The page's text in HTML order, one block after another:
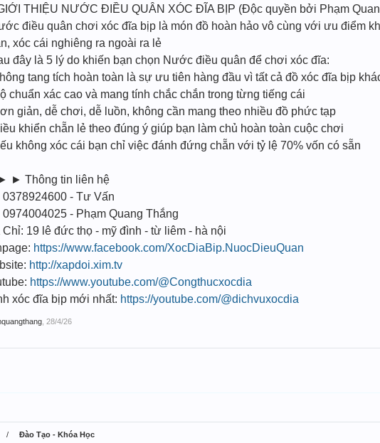
THIỆU NƯỚC ĐIỀU QUÂN XÓC ĐĨA BỊP (Độc quyền bởi Phạm
điều quân chơi xóc đĩa bịp là món đồ hoàn hảo vô cùng với ưu điểm
xóc cái nghiêng ra ngoài ra lẻ
đây là 5 lý do khiến bạn chọn Nước điều quân để chơi xóc đĩa:
tang tích hoàn toàn là sự ưu tiên hàng đầu vì tất cả đồ xóc đĩa bịp
chuẩn xác cao và mang tính chắc chắn trong từng tiếng cái
giản, dễ chơi, dễ luồn, không cần mang theo nhiều đồ phức tạp
khiển chẵn lẻ theo đúng ý giúp bạn làm chủ hoàn toàn cuộc chơi
không xóc cái bạn chỉ việc đánh đứng chẵn với tỷ lệ 70% vốn có sẵn
► Thông tin liên hệ
0378924600 - Tư Vấn
0974004025 - Phạm Quang Thắng
19 lê đức thọ - mỹ đình - từ liêm - hà nội
https://www.facebook.com/XocDiaBip.NuocDieuQuan
http://xapdoi.xim.tv
https://www.youtube.com/@Congthucxocdia
xóc đĩa bịp mới nhất: https://youtube.com/@dichvuxocdia
28/4/26
Đào Tạo - Khóa Học